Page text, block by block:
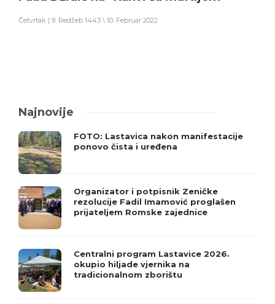
Četvrtak | 9. Redžeb 1443 \ 10. Februar 2022
Najnovije
FOTO: Lastavica nakon manifestacije
ponovo čista i uređena
Organizator i potpisnik Zeničke
rezolucije Fadil Imamović proglašen
prijateljem Romske zajednice
Centralni program Lastavice 2026.
okupio hiljade vjernika na
tradicionalnom zborištu